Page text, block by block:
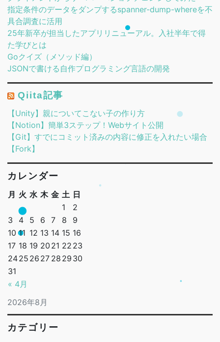
指定条件のデータをダンプするspanner-dump-whereを不
具合調査に活用
25年新卒が担当したアプリリニューアル。入社半年で得
た学びとは
Goクイズ（メソッド編）
JSONで書ける自作プログラミング言語の開発
Qiita記事
【Unity】親についてこない子の作り方
【Notion】簡単3ステップ！Webサイト公開
【Git】すでにコミット済みの内容に修正を入れたい場合
【Fork】
カレンダー
2026年8月
月 火 水 木 金 土 日
« 4月
1
2
3
4 5 6 7 8
9
10 11 12 13 14 15 16
17 18 19 20 21 22 23
2425 26 27 28 29 30
31
カテゴリー